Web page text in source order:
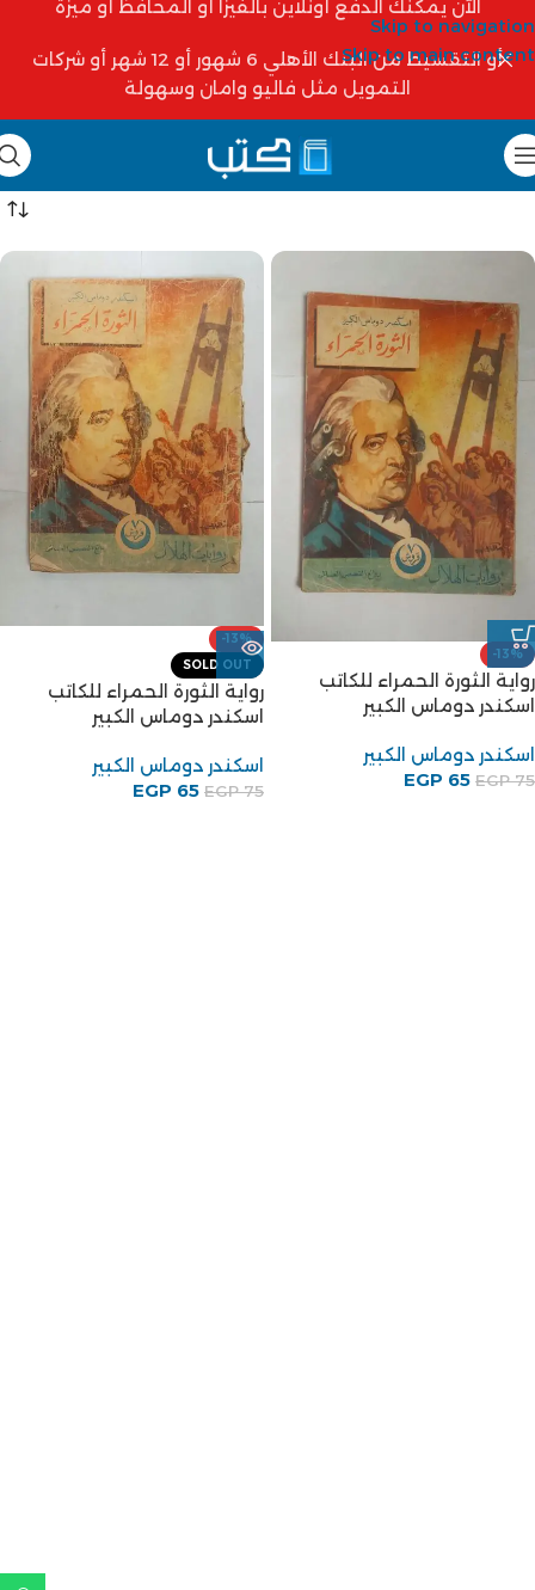
Skip to navigation
Skip to main content
الآن يمكنك الدفع أونلاين بالفيزا أو المحافظ أو ميزة
أو التقسيط من البنك الأهلي 6 شهور أو 12 شهر أو شركات
التمويل مثل فاليو وامان وسهولة
-13%
رواية الثورة الحمراء للكاتب
اسكندر دوماس الكبير
اسكندر دوماس الكبير
EGP75
EGP 65
-13%
SOLD OUT
رواية الثورة الحمراء للكاتب
اسكندر دوماس الكبير
اسكندر دوماس الكبير
EGP75
EGP 65